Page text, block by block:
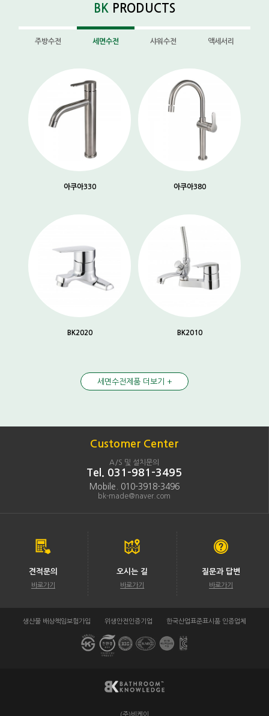
BK PRODUCTS
주방수전 세면수전 샤워수전 액세서리
아쿠아330 아쿠아380
BK2020 BK2010
세면수전제품 더보기 +
Customer Center
A/S 및 설치문의
Tel. 031-981-3495
Mobile. 010-3918-3496
bk-made@naver.com
견적문의
바로가기
오시는 길
바로가기
질문과 답변
바로가기
생산물 배상책임보험가입 위생안전인증기업 한국산업표준표시품 인증업체
(주)비케이